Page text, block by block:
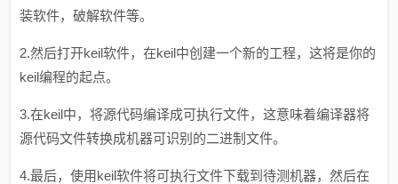
装软件，破解软件等。
2.然后打开keil软件，在keil中创建一个新的工程，这将是你的
keil编程的起点。
3.在keil中，将源代码编译成可执行文件，这意味着编译器将
源代码文件转换成机器可识别的二进制文件。
4.最后，使用keil软件将可执行文件下载到待测机器，然后在